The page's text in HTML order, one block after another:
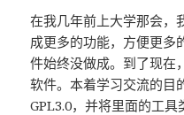
在我几年前上大学那会，
成更多的功能，方便更多
件始终没做成。到了现在
软件。本着学习交流的目
GPL3.0，并将里面的工